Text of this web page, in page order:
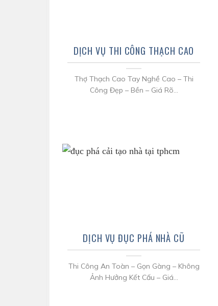
DỊCH VỤ THI CÔNG THẠCH CAO
Thợ Thạch Cao Tay Nghề Cao – Thi
Công Đẹp – Bền – Giá Rõ...
DỊCH VỤ ĐỤC PHÁ NHÀ CŨ
Thi Công An Toàn – Gọn Gàng – Không
Ảnh Hưởng Kết Cấu – Giá...